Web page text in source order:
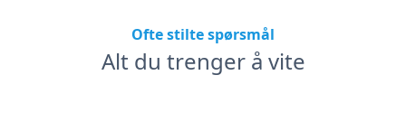
Ofte stilte spørsmål
Alt du trenger å vite